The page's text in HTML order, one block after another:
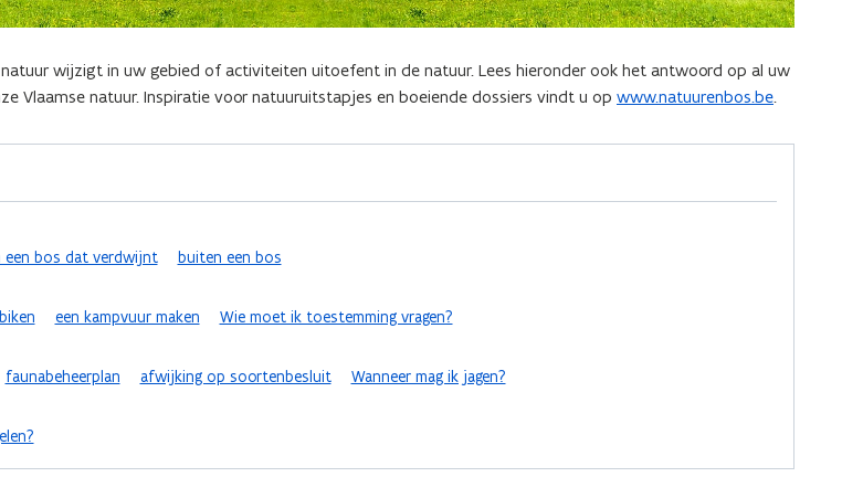
wijzigt in uw gebied of activiteiten uitoefent in de natuur. Lees hieronder ook het antwoord op al uw
Vlaamse natuur. Inspiratie voor natuuruitstapjes en boeiende dossiers vindt u op www.natuurenbos.be.
een bos dat verdwijnt
buiten een bos
een kampvuur maken
Wie moet ik toestemming vragen?
faunabeheerplan afwijking op soortenbesluit
Wanneer mag ik jagen?